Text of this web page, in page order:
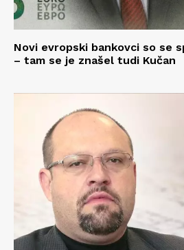
Novi evropski bankovci so se
– tam se je znašel tudi Kučan